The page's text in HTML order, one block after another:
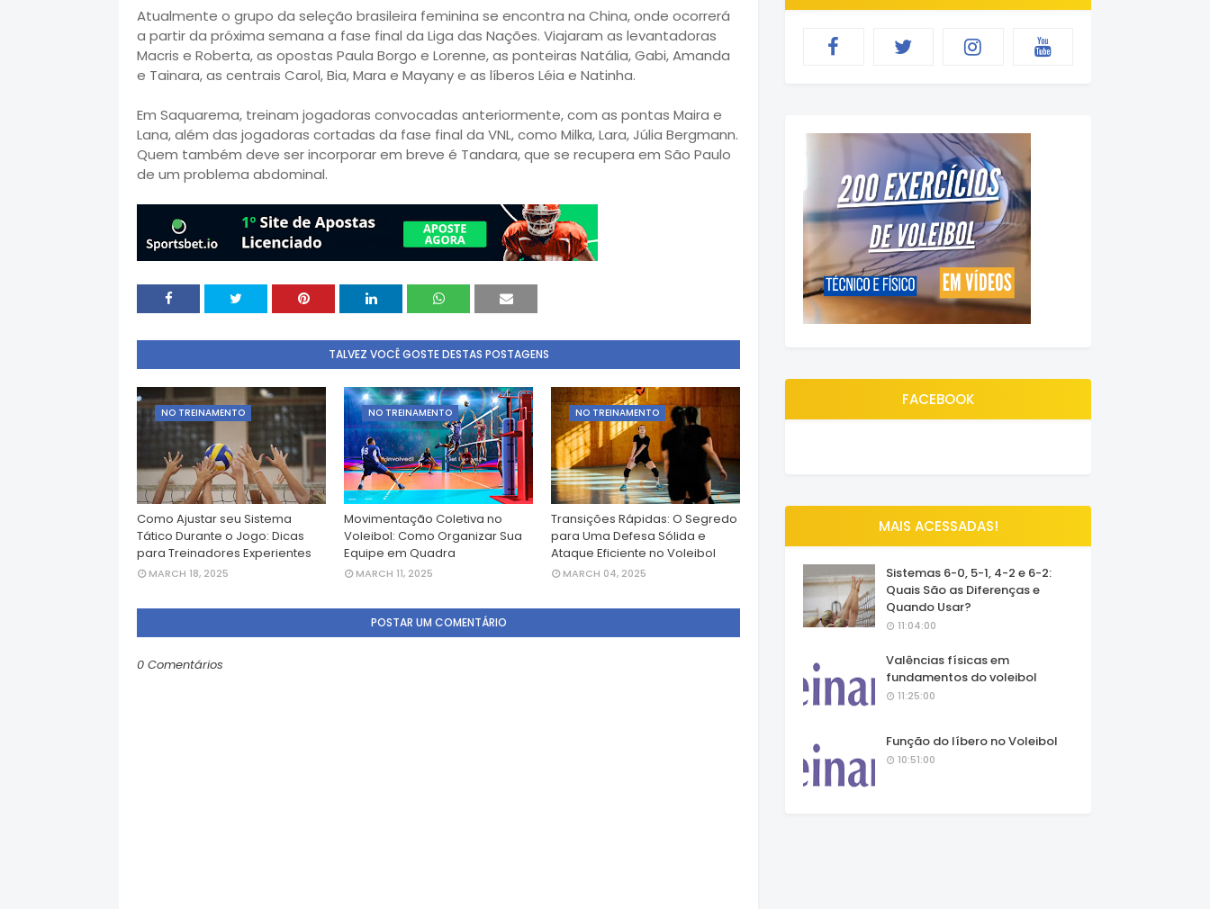
Atualmente o grupo da seleção brasileira feminina se encontra na China, onde ocorrerá
a partir da próxima semana a fase final da Liga das Nações. Viajaram as levantadoras
Macris e Roberta, as opostas Paula Borgo e Lorenne, as ponteiras Natália, Gabi, Amanda
e Tainara, as centrais Carol, Bia, Mara e Mayany e as líberos Léia e Natinha.
Em Saquarema, treinam jogadoras convocadas anteriormente, com as pontas Maira e
Lana, além das jogadoras cortadas da fase final da VNL, como Milka, Lara, Júlia Bergmann.
Quem também deve ser incorporar em breve é Tandara, que se recupera em São Paulo
de um problema abdominal.
TALVEZ VOCÊ GOSTE DESTAS POSTAGENS
NO TREINAMENTO
Como Ajustar seu Sistema
Tático Durante o Jogo: Dicas
para Treinadores Experientes
MARCH 18, 2025
NO TREINAMENTO
Movimentação Coletiva no
Voleibol: Como Organizar Sua
Equipe em Quadra
MARCH 11, 2025
NO TREINAMENTO
Transições Rápidas: O Segredo
para Uma Defesa Sólida e
Ataque Eficiente no Voleibol
MARCH 04, 2025
POSTAR UM COMENTÁRIO
0 Comentários
FACEBOOK
MAIS ACESSADAS!
Sistemas 6-0, 5-1, 4-2 e 6-2:
Quais São as Diferenças e
Quando Usar?
11:04:00
Valências físicas em
fundamentos do voleibol
11:25:00
Função do líbero no Voleibol
10:51:00